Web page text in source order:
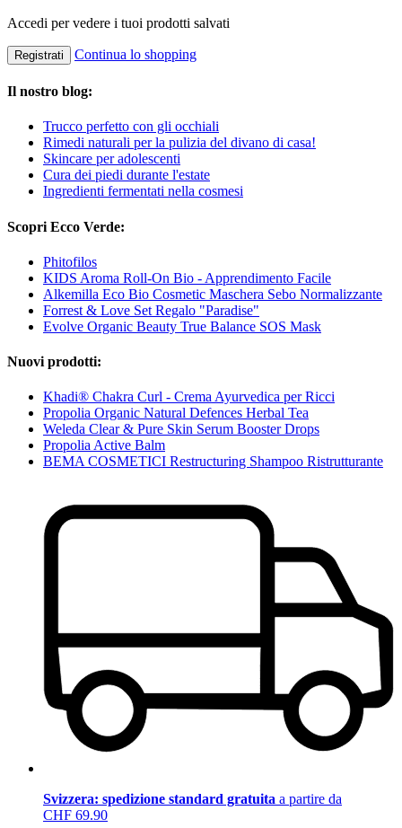
Accedi per vedere i tuoi prodotti salvati
Registrati Continua lo shopping
Il nostro blog:
Trucco perfetto con gli occhiali
Rimedi naturali per la pulizia del divano di casa!
Skincare per adolescenti
Cura dei piedi durante l'estate
Ingredienti fermentati nella cosmesi
Scopri Ecco Verde:
Phitofilos
KIDS Aroma Roll-On Bio - Apprendimento Facile
Alkemilla Eco Bio Cosmetic Maschera Sebo Normalizzante
Forrest & Love Set Regalo "Paradise"
Evolve Organic Beauty True Balance SOS Mask
Nuovi prodotti:
Khadi® Chakra Curl - Crema Ayurvedica per Ricci
Propolia Organic Natural Defences Herbal Tea
Weleda Clear & Pure Skin Serum Booster Drops
Propolia Active Balm
BEMA COSMETICI Restructuring Shampoo Ristrutturante
Svizzera: spedizione standard gratuita a partire da
CHF 69.90